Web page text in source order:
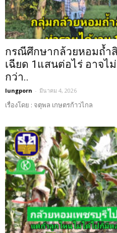
กรณีศึกษากล้วยหอมถ้ำ
เฉียด 1แสนต่อไร่ อาจไ
กว่า..
lungporn - มีนาคม 4, 2026
เรื่องโดย : จตุพล เกษตรก้าวไกล